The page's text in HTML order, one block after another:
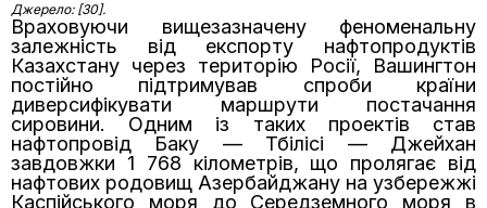
Джерело: [30].
Враховуючи вищезазначену феноменальну
залежність від експорту нафтопродуктів
Казахстану через територію Росії, Вашингтон
постійно підтримував спроби країни
диверсифікувати маршрути постачання
сировини. Одним із таких проектів став
нафтопровід Баку — Тбілісі — Джейхан
завдовжки 1 768 кілометрів, що пролягає від
нафтових родовищ Азербайджану на узбережжі
Каспійського моря до Середземного моря в